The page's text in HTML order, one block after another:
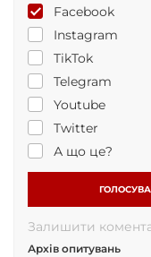
Facebook
Instagram
TikTok
Telegram
Youtube
Twitter
А що це?
Залишити
Архів опитувань